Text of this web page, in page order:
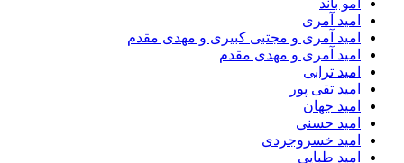
امو باند
امید آمری
امید آمری و مجتبی کبیری و مهدى مقدم
امید آمری و مهدی مقدم
امید ترابی
امید تقی پور
امید جهان
امید حسنی
امید خسروجردی
امید طبایی